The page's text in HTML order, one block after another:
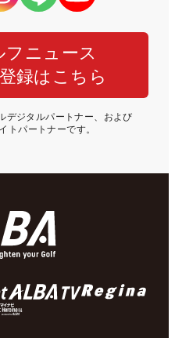
フニュース
録はこちら
デジタルパートナー、および
トパートナーです。